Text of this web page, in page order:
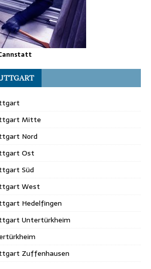
Mitte
Nord
Ost
Süd
West
Hedelfingen
Untertürkheim
Zuffenhausen